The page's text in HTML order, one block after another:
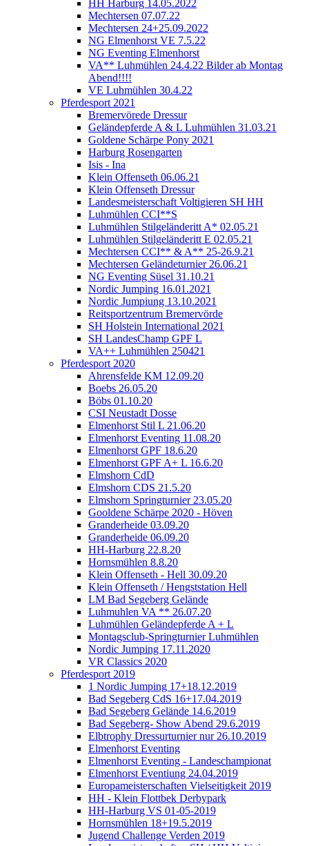
HH Harburg 14.05.2022
Mechtersen 07.07.22
Mechtersen 24+25.09.2022
NG Elmenhorst VE 7.5.22
NG Eventing Elmenhorst
VA** Luhmühlen 24.4.22 Bilder ab Montag
Abend!!!!
VE Luhmühlen 30.4.22
Pferdesport 2021
Bremervörede Dressur
Geländepferde A & L Luhmühlen 31.03.21
Goldene Schärpe Pony 2021
Harburg Rosengarten
Isis - Ina
Klein Offenseth 06.06.21
Klein Offenseth Dressur
Landesmeisterschaft Voltigieren SH HH
Luhmühlen CCI**S
Luhmühlen Stilgeländeritt A* 02.05.21
Luhmühlen Stilgeländeritt E 02.05.21
Mechtersen CCI** & A** 25-26.9.21
Mechtersen Geländeturnier 26.06.21
NG Eventing Süsel 31.10.21
Nordic Jumping 16.01.2021
Nordic Jumpiung 13.10.2021
Reitsportzentrum Bremervörde
SH Holstein International 2021
SH LandesChamp GPF L
VA++ Luhmühlen 250421
Pferdesport 2020
Ahrensfelde KM 12.09.20
Boebs 26.05.20
Böbs 01.10.20
CSI Neustadt Dosse
Elmenhorst Stil L 21.06.20
Elmenhorst Eventing 11.08.20
Elmenhorst GPF 18.6.20
Elmenhorst GPF A+ L 16.6.20
Elmshorn CdD
Elmshorn CDS 21.5.20
Elmshorn Springturnier 23.05.20
Gooldene Schärpe 2020 - Höven
Granderheide 03.09.20
Granderheide 06.09.20
HH-Harburg 22.8.20
Hornsmühlen 8.8.20
Klein Offenseth - Hell 30.09.20
Klein Offenseth / Hengststation Hell
LM Bad Segeberg Gelände
Luhmuhlen VA ** 26.07.20
Luhmühlen Geländepferde A + L
Montagsclub-Springturnier Luhmühlen
Nordic Jumping 17.11.2020
VR Classics 2020
Pferdesport 2019
1 Nordic Jumping 17+18.12.2019
Bad Segeberg CdS 16+17.04.2019
Bad Segeberg Gelände 14.6.2019
Bad Segeberg- Show Abend 29.6.2019
Elbtrophy Dressurturnier nur 26.10.2019
Elmenhorst Eventing
Elmenhorst Eventing - Landeschampionat
Elmenhorst Eventiung 24.04.2019
Europameisterschaften Vielseitigkeit 2019
HH - Klein Flottbek Derbypark
HH-Harburg VS 01-05-2019
Hornsmühlen 18+19.5.2019
Jugend Challenge Verden 2019